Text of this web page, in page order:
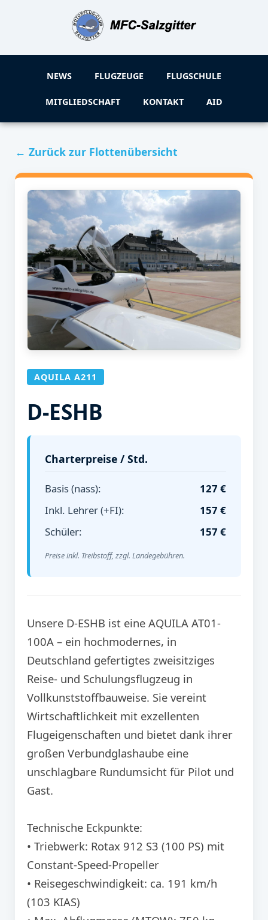
NEWS FLUGZEUGE FLUGSCHULE
MITGLIEDSCHAFT KONTAKT AID
← Zurück zur Flottenübersicht
AQUILA A211
D-ESHB
Charterpreise / Std.
Basis (nass):
127 €
Inkl. Lehrer (+FI):
157 €
Schüler:
157 €
Preise inkl. Treibstoff, zzgl. Landegebühren.
Unsere D-ESHB ist eine AQUILA AT01-
100A – ein hochmodernes, in
Deutschland gefertigtes zweisitziges
Reise- und Schulungsflugzeug in
Vollkunststoffbauweise. Sie vereint
Wirtschaftlichkeit mit exzellenten
Flugeigenschaften und bietet dank ihrer
großen Verbundglashaube eine
unschlagbare Rundumsicht für Pilot und
Gast.
Technische Eckpunkte:
• Triebwerk: Rotax 912 S3 (100 PS) mit
Constant-Speed-Propeller
• Reisegeschwindigkeit: ca. 191 km/h
(103 KIAS)